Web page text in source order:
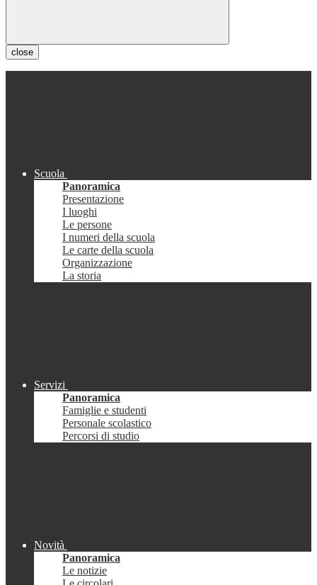
close
Scuola
Panoramica
Presentazione
I luoghi
Le persone
I numeri della scuola
Le carte della scuola
Organizzazione
La storia
Servizi
Panoramica
Famiglie e studenti
Personale scolastico
Percorsi di studio
Novità
Panoramica
Le notizie